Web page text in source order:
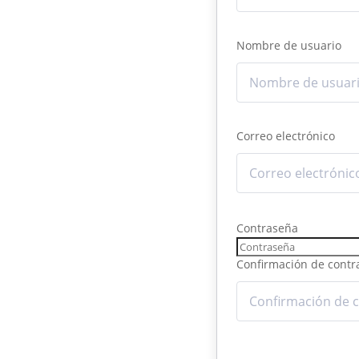
Nombre de usuario
Correo electrónico
Contraseña
Confirmación de